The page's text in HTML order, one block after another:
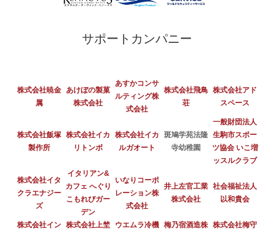
サポートカンパニー
株式会社暁金
属
あけぼの製菓
株式会社
あすかコンサ
ルティング株
式会社
株式会社飛鳥
荘
株式会社アド
スペース
株式会社飯塚
製作所
株式会社イカ
リトンボ
株式会社イカ
ルガオート
斑鳩学苑法隆
寺幼稚園
一般財団法人
生駒市スポー
ツ協会 いこ増
ッスルクラブ
株式会社イタ
クラエナジー
ズ
イタリアン&
カフェ へぐり
こもれびガー
デン
いなりコーポ
レーション株
式会社
井上左官工業
株式会社
社会福祉法人
以和貴会
株式会社イン 株式会社上埜
ウエムラ冷機 梅乃宿酒造株 株式会社梅守